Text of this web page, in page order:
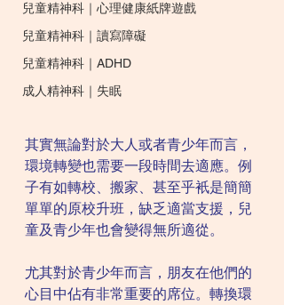
兒童精神科｜心理健康紙牌遊戲
兒童精神科｜讀寫障礙
兒童精神科｜ADHD
成人精神科｜失眠
其實無論對於大人或者青少年而言，
環境轉變也需要一段時間去適應。例
子有如轉校、搬家、甚至乎衹是簡簡
單單的原校升班，缺乏適當支援，兒
童及青少年也會變得無所適從。
尤其對於青少年而言，朋友在他們的
心目中佔有非常重要的席位。轉換環